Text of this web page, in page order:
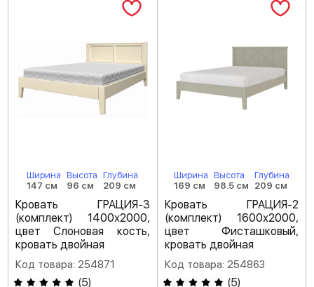
Ширина
147 см
Высота
96 см
Глубина
209 см
Кровать ГРАЦИЯ-3
(комплект) 1400х2000,
цвет Слоновая кость,
кровать двойная
Код товара: 254871
(5)
Ширина
169 см
Высота
98.5 см
Глубина
209 см
Кровать ГРАЦИЯ-2
(комплект) 1600х2000,
цвет Фисташковый,
кровать двойная
Код товара: 254863
(5)